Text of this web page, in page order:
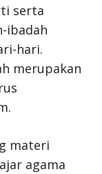
serta
ibadah
hari.
merupakan
materi
agama